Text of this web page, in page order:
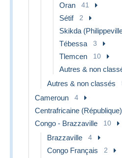
Oran 41
Sétif 2
Skikda
Tébessa 3
Tlemcen 10
Autres & non
Autres & non classés
Cameroun 4
Centrafricaine (République)
Congo - Brazzaville 10
Brazzaville 4
Congo Français 2